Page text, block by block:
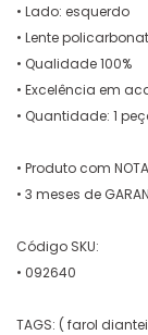
• Lado: esquerdo
• Lente
• Qualidade 100%
• Excelência em
• Quantidade: 1
• Produto com
• 3 meses de
Código SKU:
• 092640
TAGS: ( farol